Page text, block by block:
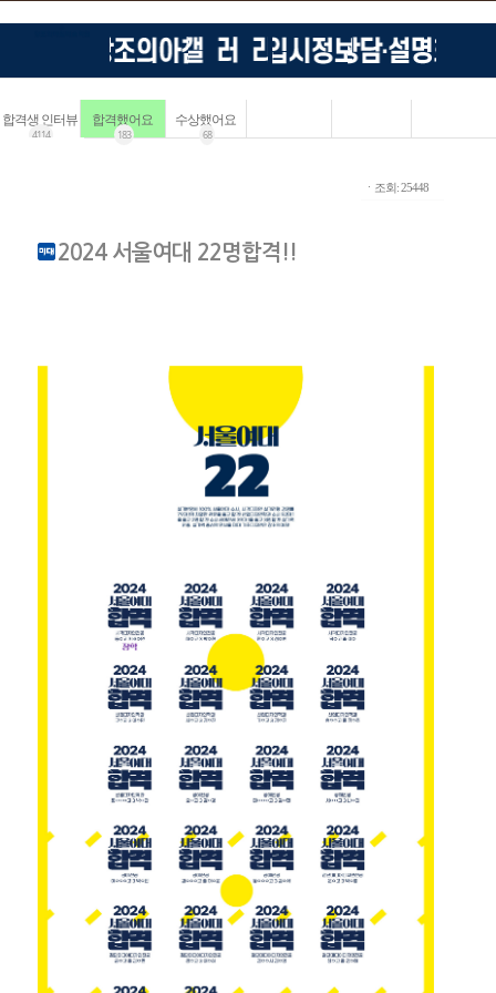
합격생 인터뷰
4114
합격했어요
183
수상했어요
68
ㆍ조회: 25448
2024 서울여대 22명합격!!